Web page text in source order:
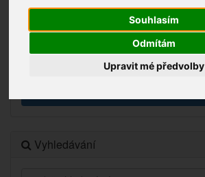
Souhlasím
Odmítám
Upravit mé předvolby
Výprodej
Vyhledávání